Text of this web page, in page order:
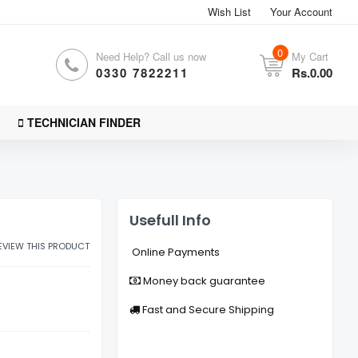
Wish List Your Account
My Cart
0
Rs.0.00
Need Help? Call us now
0330 7822211
TECHNICIAN FINDER
THIS PRODUCT
Usefull Info
Online Payments
Money back guarantee
Fast and Secure Shipping